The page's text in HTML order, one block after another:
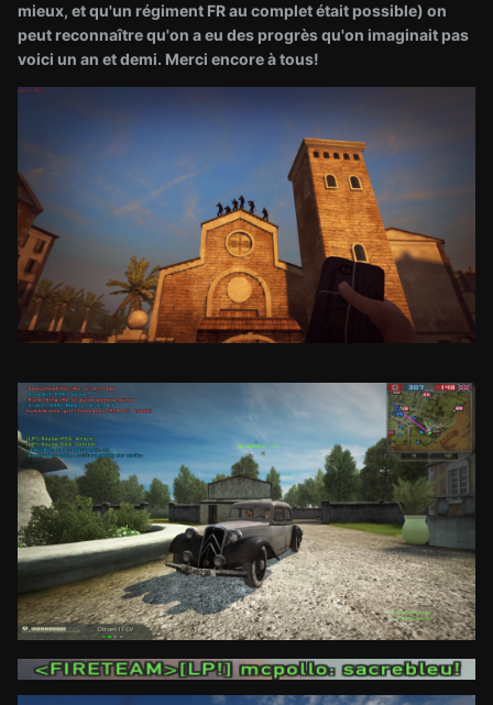
mieux, et qu'un régiment FR au complet était possible) on
peut reconnaître qu'on a eu des progrès qu'on imaginait pas
voici un an et demi. Merci encore à tous!